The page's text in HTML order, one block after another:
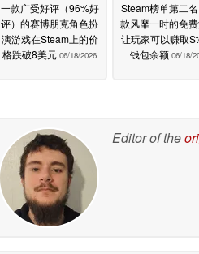
一款广受好评（96%好
评）的赛博朋克角色扮
演游戏在Steam上的价
格跌破8美元 06/18/2026
Steam榜单第二
款风靡一时的免
让玩家可以赚取
钱包余额 06/18/
Editor of the